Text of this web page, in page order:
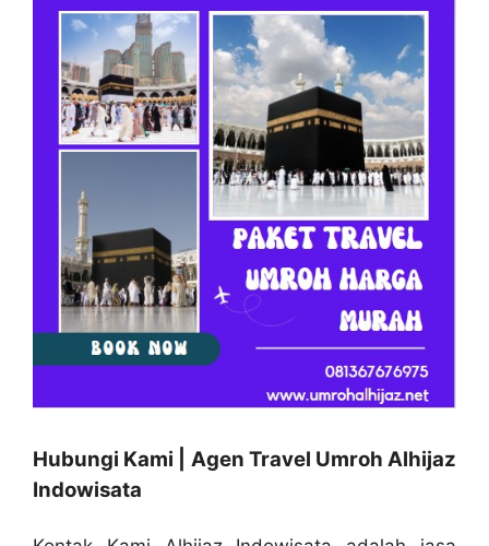
Hubungi Kami | Agen Travel Umroh Alhijaz
Indowisata